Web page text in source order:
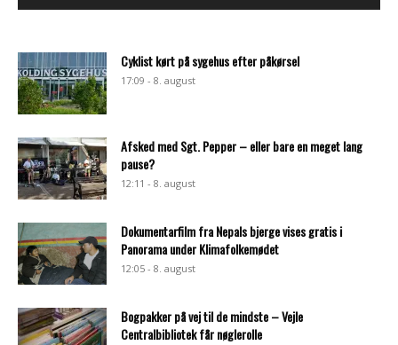
Cyklist kørt på sygehus efter påkørsel
17:09 - 8. august
Afsked med Sgt. Pepper – eller bare en meget lang
pause?
12:11 - 8. august
Dokumentarfilm fra Nepals bjerge vises gratis i
Panorama under Klimafolkemødet
12:05 - 8. august
Bogpakker på vej til de mindste – Vejle
Centralbibliotek får nøglerolle